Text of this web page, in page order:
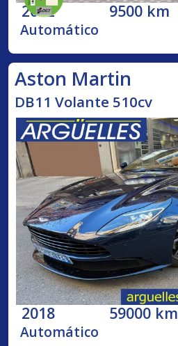
2022 9500 km
Automático
Aston Martin
DB11 Volante 510cv
2018 59000 km
Automático